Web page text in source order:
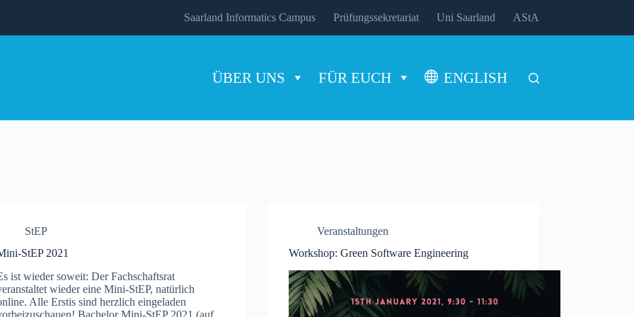
Saarland Informatics Campus Prüfungssekretariat Uni Saarland AStA
ÜBER UNS FÜR EUCH ENGLISH
StEP
StEP 2021
ist wieder soweit: Der Fachschaftsrat
wieder eine Mini-StEP, natürlich
Alle Erstis sind herzlich eingeladen
Bachelor Mini-StEP 2021 (auf
Veranstaltungen
Workshop: Green Software Engineering